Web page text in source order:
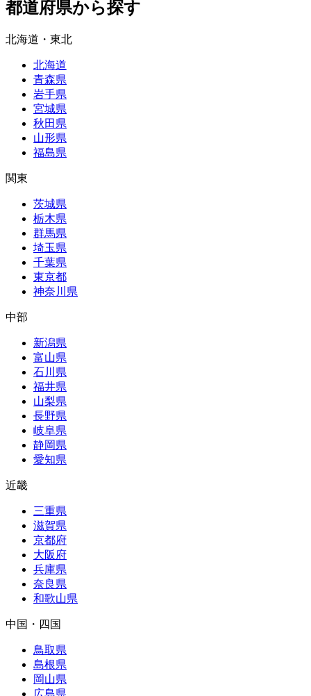
都道府県から探す
北海道・東北
北海道
青森県
岩手県
宮城県
秋田県
山形県
福島県
関東
茨城県
栃木県
群馬県
埼玉県
千葉県
東京都
神奈川県
中部
新潟県
富山県
石川県
福井県
山梨県
長野県
岐阜県
静岡県
愛知県
近畿
三重県
滋賀県
京都府
大阪府
兵庫県
奈良県
和歌山県
中国・四国
鳥取県
島根県
岡山県
広島県